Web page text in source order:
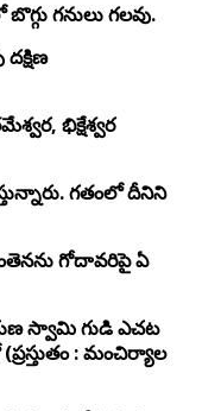
గనులు గలవు.
భిక్షేశ్వర
గతంలో దీనిని
గోదావరిపై ఏ
స్వామి గుడి ఎచట
: మంచిర్యాల